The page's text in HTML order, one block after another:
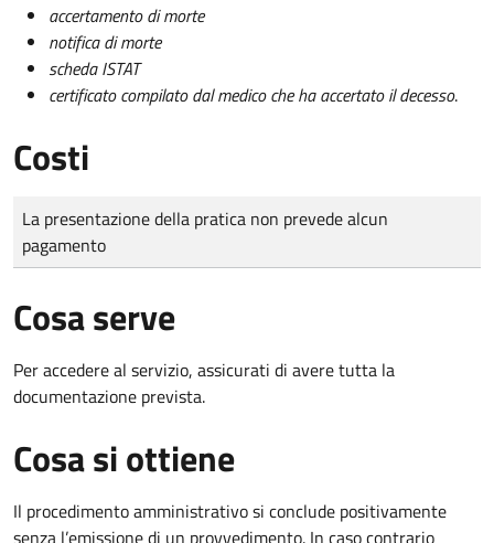
accertamento di morte
notifica di morte
scheda ISTAT
certificato compilato dal medico che ha accertato il decesso.
Costi
Tipo di pagamento
Importo
La presentazione della pratica non prevede alcun
pagamento
Cosa serve
Per accedere al servizio, assicurati di avere tutta la
documentazione prevista.
Cosa si ottiene
Il procedimento amministrativo si conclude positivamente
senza l’emissione di un provvedimento. In caso contrario